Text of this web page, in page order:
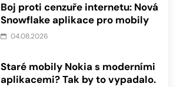
Boj proti cenzuře internetu: Nová
Snowflake aplikace pro mobily
04.08.2026
Staré mobily Nokia s moderními
aplikacemi? Tak by to vypadalo.